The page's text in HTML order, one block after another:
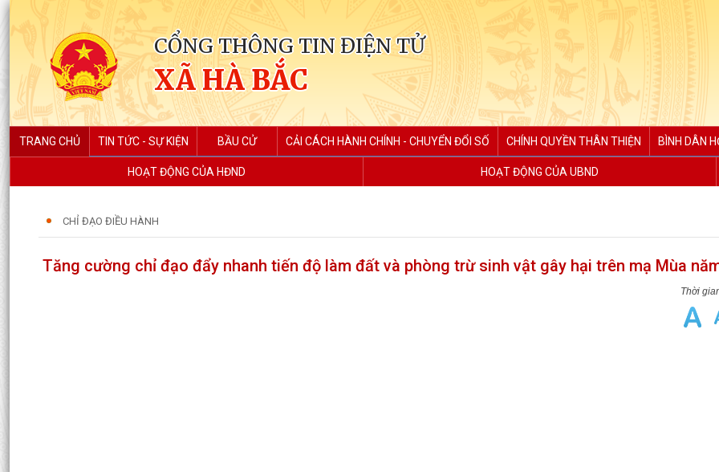
CỔNG THÔNG TIN ĐIỆN TỬ
XÃ HÀ BẮC
TRANG CHỦ TIN TỨC - SỰ KIỆN BẦU CỬ CẢI CÁCH HÀNH CHÍNH - CHUYỂN ĐỔI SỐ CHÍNH QUYỀN THÂN THIỆN BÌNH DÂN
HOẠT ĐỘNG CỦA HĐND HOẠT ĐỘNG CỦA UBND
CHỈ ĐẠO ĐIỀU HÀNH
Tăng cường chỉ đạo đẩy nhanh tiến độ làm đất và phòng trừ sinh vật gây hại trên mạ Mùa